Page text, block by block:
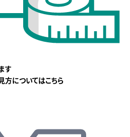
す
方についてはこちら